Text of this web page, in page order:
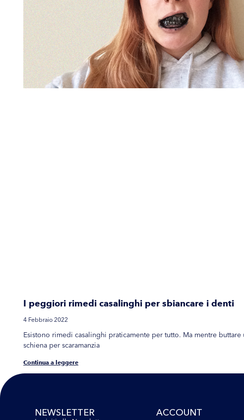
I peggiori rimedi casalinghi per sbiancare i denti
4 Febbraio 2022
Esistono rimedi casalinghi praticamente per tutto. Ma mentre buttare
schiena per scaramanzia
Continua a leggere
NEWSLETTER ACCOUNT